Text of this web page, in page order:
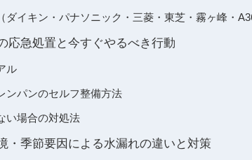
ダイキン・パナソニック・三菱・東芝・霧ヶ峰・
応急処置と今すぐやるべき行動
ル
ンパンのセルフ整備方法
い場合の対処法
・季節要因による水漏れの違いと対策